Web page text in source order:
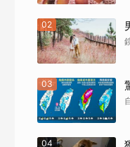
02
03
04